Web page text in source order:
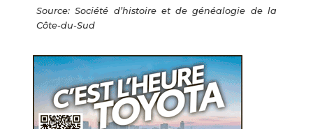
Source: Société d’histoire et de généalogie de la
Côte-du-Sud